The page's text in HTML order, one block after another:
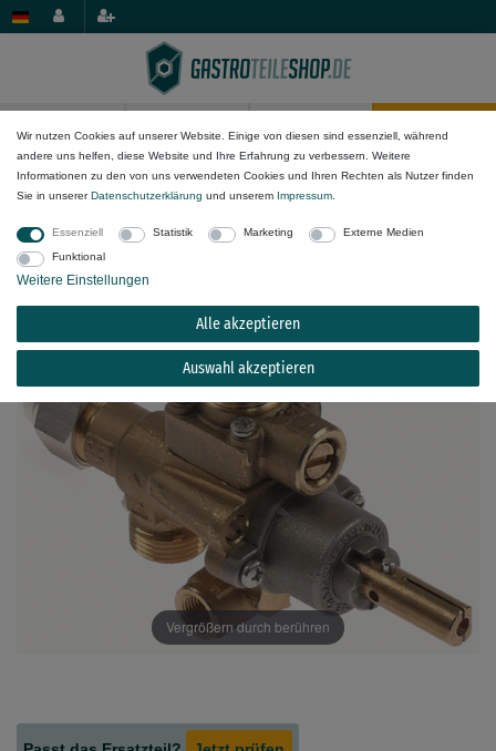
Gas-Komponenten Gashähne & Gasthermostate Gashähne
Thermoelementanschluss M8x1
Vergrößern durch berühren
Wir nutzen Cookies auf unserer Website. Einige von diesen sind essenziell, während
andere uns helfen, diese Website und Ihre Erfahrung zu verbessern. Weitere
Informationen zu den von uns verwendeten Cookies und Ihren Rechten als Nutzer finden
Sie in unsererDaten­schutz­erklärung und unserem Impressum
Essenziell Statistik Marketing
Externe Medien
Funktional
Weitere Einstellungen
Alle akzeptieren
Auswahl akzeptieren